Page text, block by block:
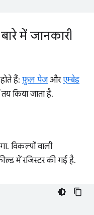
में जानकारी
हैं: फ़ुल पेजऔरएम्बेड
किया जाता है.
विकल्पों वाली
में रजिस्टर की गई है.